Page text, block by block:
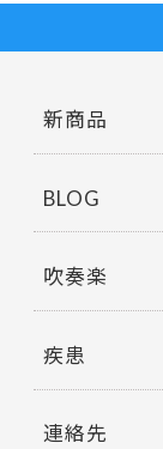
新商品
BLOG
吹奏楽
疾患
連絡先